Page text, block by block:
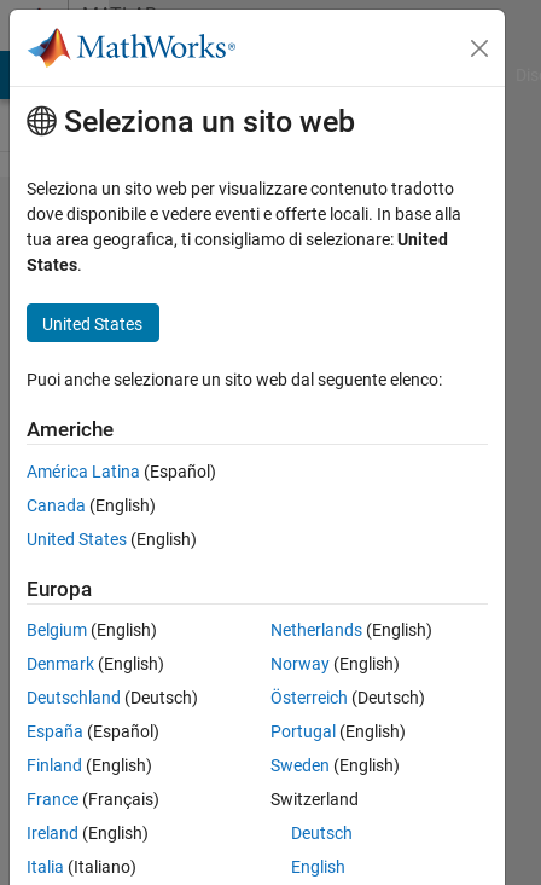
Vai al contenutoMATLAB
Answers
How to
run two
loops
share
variables?
ROSHITH
23 Mar
2020
1
Risposta
accettata
Aggiornato
27 Mar
8
Visualizzazioni
Seleziona un sito web
Seleziona un sito web per visualizzare contenuto tradotto
dove disponibile e vedere eventi e offerte locali. In base alla
tua area geografica, ti consigliamo di selezionare:United
States.
United States
Puoi anche selezionare un sito web dal seguente elenco:
Americhe
América Latina (Español)
Canada (English)
United States (English)
Europa
Belgium (English)
Denmark (English)
Deutschland (Deutsch)
España (Español)
Finland (English)
France (Français)
Ireland (English)
Italia (Italiano)
Netherlands(English)
Norway(English)
Österreich (Deutsch)
Portugal (English)
Sweden (English)
Switzerland
Deutsch
English